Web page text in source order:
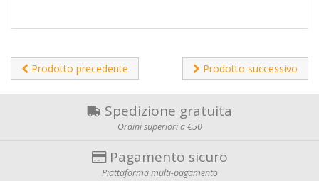
Prodotto precedente Prodotto successivo
Spedizione gratuita
Ordini superiori a €50
Pagamento sicuro
Piattaforma multi-pagamento